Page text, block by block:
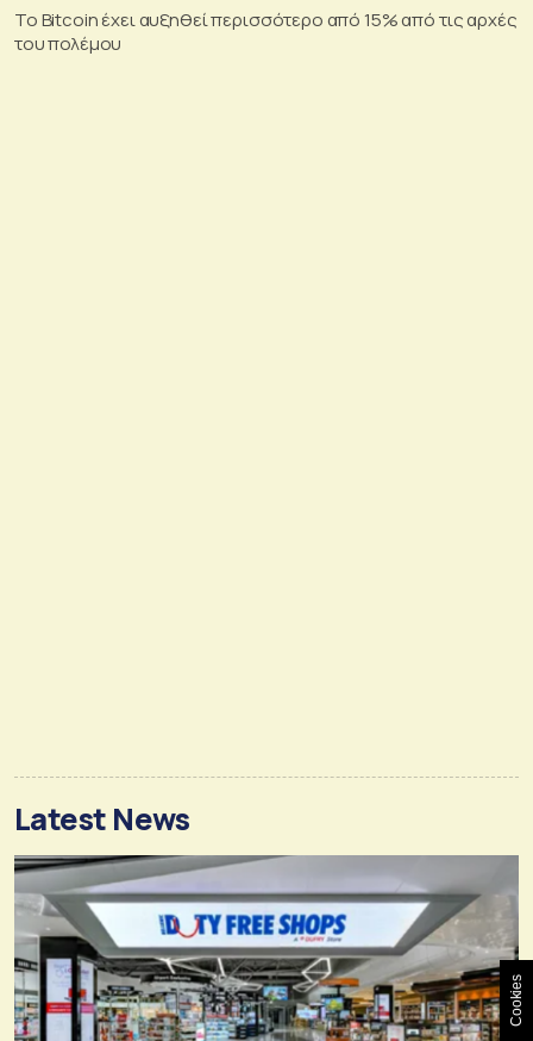
Το Bitcoin έχει αυξηθεί περισσότερο από 15% από τις αρχές
του πολέμου
Latest News
Cookies